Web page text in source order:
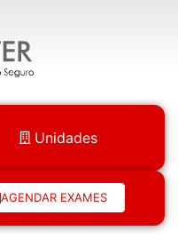
Unidades
AGENDAR EXAMES